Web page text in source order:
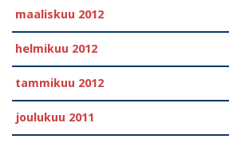
maaliskuu 2012
helmikuu 2012
tammikuu 2012
joulukuu 2011